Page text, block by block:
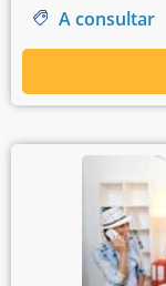
A consultar